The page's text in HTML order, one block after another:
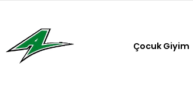
Çocuk Giyim